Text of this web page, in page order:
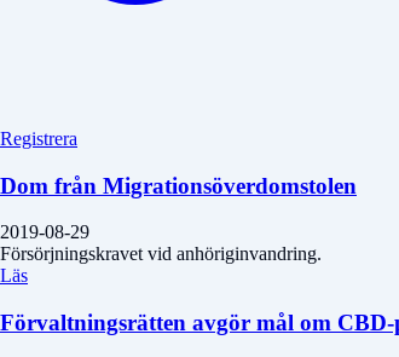
Registrera
Dom från Migrationsöverdomstolen
2019-08-29
Försörjningskravet vid anhöriginvandring.
Läs
Förvaltningsrätten avgör mål om